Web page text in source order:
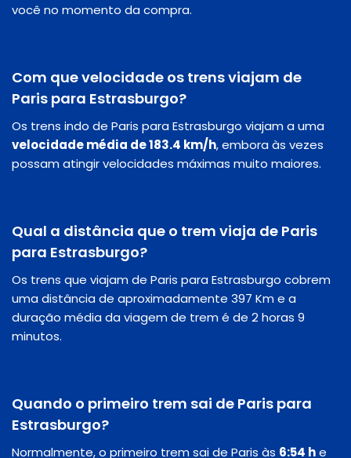
você no momento da compra.
Com que velocidade os trens viajam de
Paris para Estrasburgo?
Os trens indo de Paris para Estrasburgo viajam a uma
velocidade média de 183.4 km/h, embora às vezes
possam atingir velocidades máximas muito maiores.
Qual a distância que o trem viaja de Paris
para Estrasburgo?
Os trens que viajam de Paris para Estrasburgo cobrem
uma distância de aproximadamente 397 Km e a
duração média da viagem de trem é de 2 horas 9
minutos.
Quando o primeiro trem sai de Paris para
Estrasburgo?
Normalmente, o primeiro trem sai de Paris às 6:54 he